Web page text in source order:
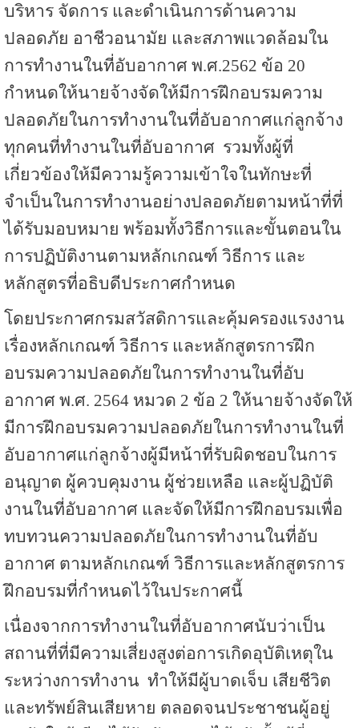
บริหาร จัดการ และดำเนินการด้านความ
ปลอดภัย อาชีวอนามัย และสภาพแวดล้อมใน
การทำงานในที่อับอากาศ พ.ศ.2562 ข้อ 20
กำหนดให้นายจ้างจัดให้มีการฝึกอบรมความ
ปลอดภัยในการทำงานในที่อับอากาศแก่ลูกจ้าง
ทุกคนที่ทำงานในที่อับอากาศ รวมทั้งผู้ที่
เกี่ยวข้องให้มีความรู้ความเข้าใจในทักษะที่
จำเป็นในการทำงานอย่างปลอดภัยตามหน้าที่ที่
ได้รับมอบหมาย พร้อมทั้งวิธีการและขั้นตอนใน
การปฏิบัติงานตามหลักเกณฑ์ วิธีการ และ
หลักสูตรที่อธิบดีประกาศกำหนด
โดยประกาศกรมสวัสดิการและคุ้มครองแรงงาน
เรื่องหลักเกณฑ์ วิธีการ และหลักสูตรการฝึก
อบรมความปลอดภัยในการทำงานในที่อับ
อากาศ พ.ศ. 2564 หมวด 2 ข้อ 2 ให้นายจ้างจัดให้
มีการฝึกอบรมความปลอดภัยในการทำงานในที่
อับอากาศแก่ลูกจ้างผู้มีหน้าที่รับผิดชอบในการ
อนุญาต ผู้ควบคุมงาน ผู้ช่วยเหลือ และผู้ปฏิบัติ
งานในที่อับอากาศ และจัดให้มีการฝึกอบรมเพื่อ
ทบทวนความปลอดภัยในการทำงานในที่อับ
อากาศ ตามหลักเกณฑ์ วิธีการและหลักสูตรการ
ฝึกอบรมที่กำหนดไว้ในประกาศนี้
เนื่องจากการทำงานในที่อับอากาศนับว่าเป็น
สถานที่ที่มีความเสี่ยงสูงต่อการเกิดอุบัติเหตุใน
ระหว่างการทำงาน ทำให้มีผู้บาดเจ็บ เสียชีวิต
และทรัพย์สินเสียหาย ตลอดจนประชาชนผู้อยู่